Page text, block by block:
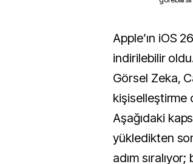
Apple’ın iOS 26 güncellemesi herkes için
indirilebilir
Görsel Zeka,
kişiselleştirme
Aşağıdaki
yükledikten
adım